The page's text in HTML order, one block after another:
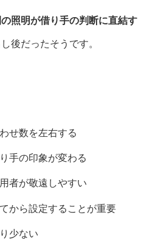
照明が借り手の判断に直結す
後だったそうです。
せ数を左右する
手の印象が変わる
者が敬遠しやすい
から設定することが重要
少ない